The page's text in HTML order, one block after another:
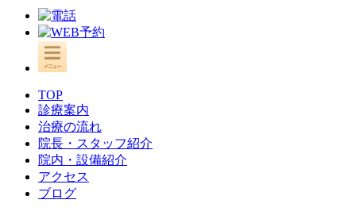
TOP
診療案内
治療の流れ
院長・スタッフ紹介
院内・設備紹介
アクセス
ブログ